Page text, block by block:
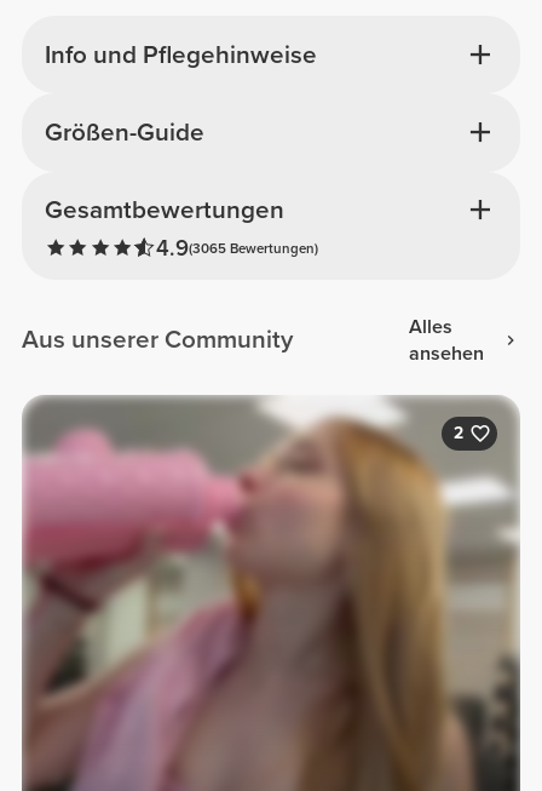
Info und Pflegehinweise
Gesamtbewertungen
4.9(3065 Bewertungen)
Größen-Guide
Aus unserer Community
Alles
ansehen
2